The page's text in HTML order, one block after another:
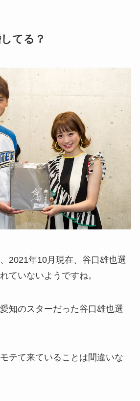
てる？
2021年10月現在、谷口雄也選
ていないようですね。
知のスターだった谷口雄也選
テて来ていることは間違いな